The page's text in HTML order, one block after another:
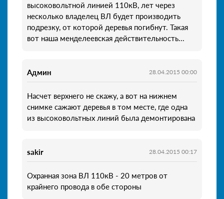
высоковольтной линией 110кВ, лет через
несколько владелец ВЛ будет производить
подрезку, от которой деревья погибнут. Такая
вот наша менделеевская действительность...
Админ 28.04.2015 00:00
Насчет верхнего не скажу, а вот на нижнем
снимке сажают деревья в том месте, где одна
из высоковольтных линий была демонтирована
sakir 28.04.2015 00:17
Охранная зона ВЛ 110кВ - 20 метров от
крайнего провода в обе стороны